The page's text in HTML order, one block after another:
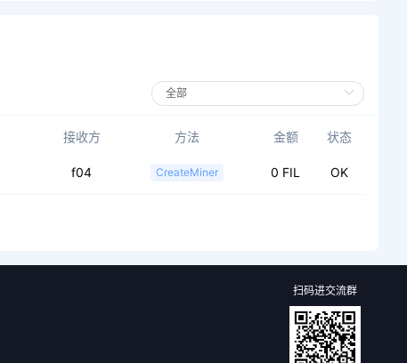
接收方 方法 金额 状态
f04 CreateMiner 0 FIL OK
扫码进交流群